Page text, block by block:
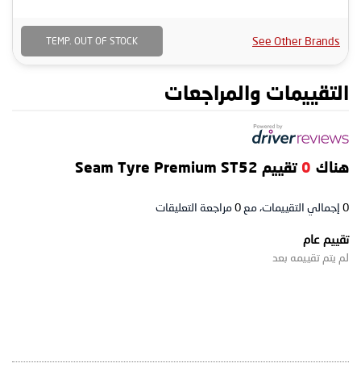
See Other Brands
TEMP. OUT OF STOCK
التقييمات والمراجعات
هناك 0 تقييم Seam Tyre Premium ST52
0 إجمالي التقييمات، مع 0 مراجعة التعليقات
تقييم عام
لم يتم تقييمه بعد